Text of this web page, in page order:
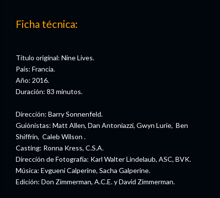
Ficha técnica:
Título original: Nine Lives.
País: Francia.
Año: 2016.
Duración: 83 minutos.
Dirección: Barry Sonnenfeld.
Guiónistas: Matt Allen, Dan Antoniazzi, Gwyn Lurie, Ben
Shiffrin, Caleb Wilson .
Casting: Ronna Kress, C.S.A.
Dirección de Fotografía: Karl Walter Lindelaub, ASC, BVK.
Música: Evgueni Calperine, Sacha Galperine.
Edición: Don Zimmerman, A.C.E. y David Zimmerman.